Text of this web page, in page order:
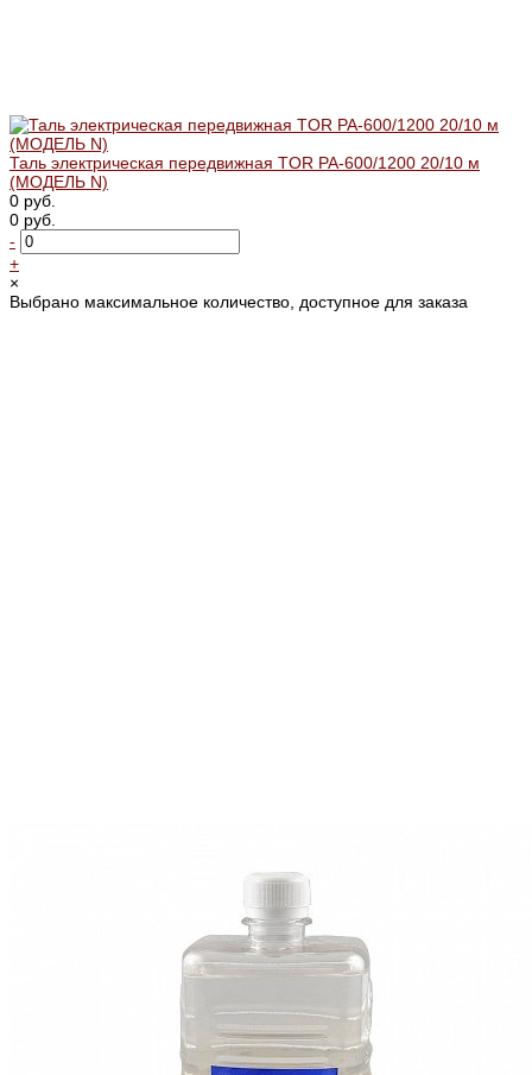
Таль электрическая передвижная TOR PA-600/1200 20/10 м
(МОДЕЛЬ N)
0 руб.
0 руб.
-
+
×
Выбрано максимальное количество, доступное для заказа